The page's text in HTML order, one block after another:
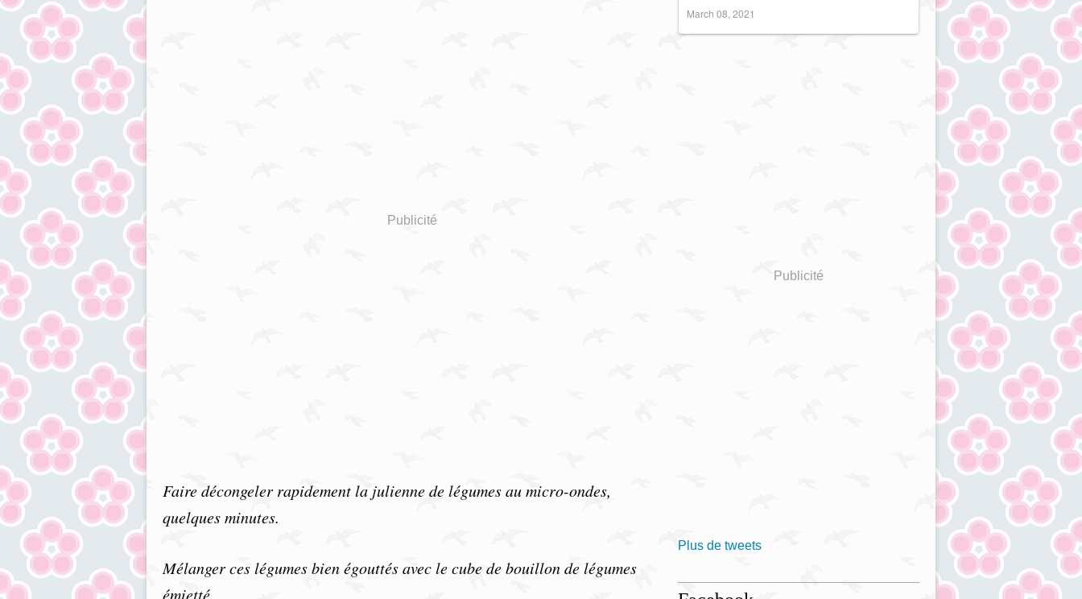
Publicité
Faire décongeler rapidement la julienne de légumes au micro-ondes,
quelques minutes.
Mélanger ces légumes bien égouttés avec le cube de bouillon de légumes
émietté.
March 08, 2021
Publicité
Plus de tweets